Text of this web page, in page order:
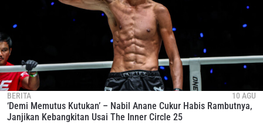
BERITA 10 AGU
‘Demi Memutus Kutukan’ – Nabil Anane Cukur Habis Rambutnya,
Janjikan Kebangkitan Usai The Inner Circle 25